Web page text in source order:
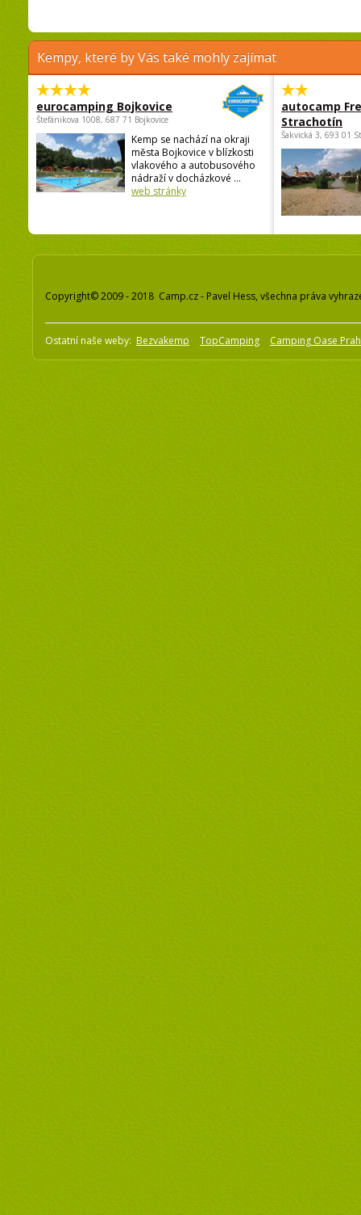
Kempy, které by Vás také mohly zajímat
eurocamping Bojkovice
Štefánikova 1008, 687 71 Bojkovice
Kemp se nachází na okraji
města Bojkovice v blízkosti
vlakového a autobusového
nádraží v docházkové ...
web stránky
autocamp
Strachotín
Šakvická 3, 693 01
Copyright© 2009 - 2018 Camp.cz - Pavel Hess, všechna práva
Ostatní naše weby: Bezvakemp TopCamping Camping Oase